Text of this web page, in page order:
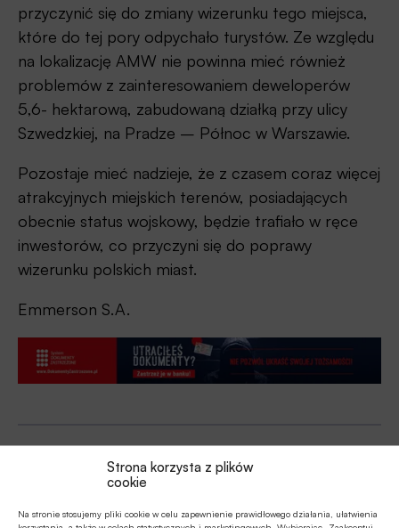
Strona korzysta z plików
cookie
Na stronie stosujemy pliki cookie w celu zapewnienie prawidłowego działania, ułatwienia
przyczynić się do zmiany wizerunku tego miejsca,
które do tej pory odpychało turystów. Ze względu
na lokalizację AMW nie powinna mieć również
problemów z zainteresowaniem deweloperów
5,6- hektarową, zabudowaną działką przy ulicy
Szwedzkiej, na Pradze – Północ w Warszawie.
Pozostaje mieć nadzieje, że z czasem coraz więcej
atrakcyjnych miejskich terenów, posiadających
obecnie status wojskowy, będzie trafiało w ręce
inwestorów, co przyczyni się do poprawy
wizerunku polskich miast.
Emmerson S.A.